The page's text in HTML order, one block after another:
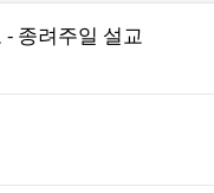
종려주일 설교